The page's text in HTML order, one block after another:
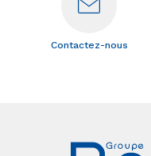
Contactez-nous